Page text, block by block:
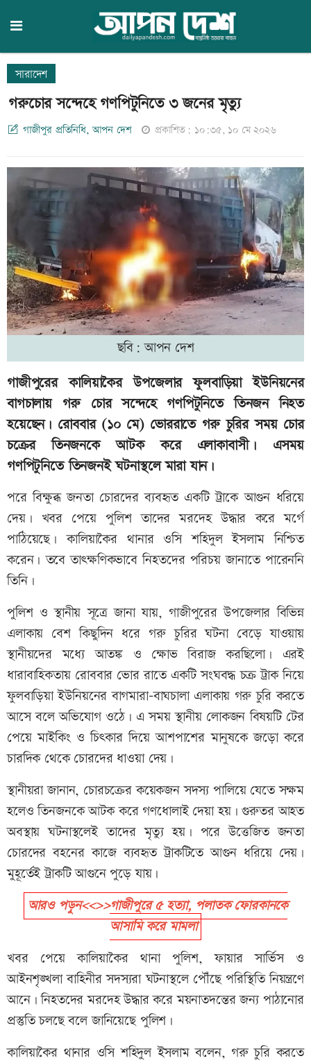
সারাদেশ
গরুচোর সন্দেহে গণপিটুনিতে ৩ জনের মৃত্যু
গাজীপুর প্রতিনিধি, আপন দেশ প্রকাশিত: ১০:৩৫, ১০ মে ২০২৬
ছবি: আপন দেশ
গাজীপুরের কালিয়াকৈর উপজেলার ফুলবাড়িয়া ইউনিয়নের
বাগচালায় গরু চোর সন্দেহে গণপিটুনিতে তিনজন নিহত
হয়েছেন। রোববার (১০ মে) ভোররাতে গরু চুরির সময় চোর
চক্রের তিনজনকে আটক করে এলাকাবাসী। এসময়
গণপিটুনিতে তিনজনই ঘটনাস্থলে মারা যান।
পরে বিক্ষুব্ধ জনতা চোরদের ব্যবহৃত একটি ট্রাকে আগুন ধরিয়ে
দেয়। খবর পেয়ে পুলিশ তাদের মরদেহ উদ্ধার করে মর্গে
পাঠিয়েছে। কালিয়াকৈর থানার ওসি শহিদুল ইসলাম নিশ্চিত
করেন। তবে তাৎক্ষণিকভাবে নিহতদের পরিচয় জানাতে পারেননি
তিনি।
পুলিশ ও স্থানীয় সূত্রে জানা যায়, গাজীপুরের উপজেলার বিভিন্ন
এলাকায় বেশ কিছুদিন ধরে গরু চুরির ঘটনা বেড়ে যাওয়ায়
স্থানীয়দের মধ্যে আতঙ্ক ও ক্ষোভ বিরাজ করছিলো। এরই
ধারাবাহিকতায় রোববার ভোর রাতে একটি সংঘবদ্ধ চক্র ট্রাক নিয়ে
ফুলবাড়িয়া ইউনিয়নের বাগমারা-বাঘচালা এলাকায় গরু চুরি করতে
আসে বলে অভিযোগ ওঠে। এ সময় স্থানীয় লোকজন বিষয়টি টের
পেয়ে মাইকিং ও চিৎকার দিয়ে আশপাশের মানুষকে জড়ো করে
চারদিক থেকে চোরদের ধাওয়া দেয়।
স্থানীয়রা জানান, চোরচক্রের কয়েকজন সদস্য পালিয়ে যেতে সক্ষম
হলেও তিনজনকে আটক করে গণধোলাই দেয়া হয়। গুরুতর আহত
অবস্থায় ঘটনাস্থলেই তাদের মৃত্যু হয়। পরে উত্তেজিত জনতা
চোরদের বহনের কাজে ব্যবহৃত ট্রাকটিতে আগুন ধরিয়ে দেয়।
মুহূর্তেই ট্রাকটি আগুনে পুড়ে যায়।
আরও পড়ুন<<>>গাজীপুরে ৫ হত্যা, পলাতক ফোরকানকে
আসামি করে মামলা
খবর পেয়ে কালিয়াকৈর থানা পুলিশ, ফায়ার সার্ভিস ও
আইনশৃঙ্খলা বাহিনীর সদস্যরা ঘটনাস্থলে পৌঁছে পরিস্থিতি নিয়ন্ত্রণে
আনে। নিহতদের মরদেহ উদ্ধার করে ময়নাতদন্তের জন্য পাঠানোর
প্রস্তুতি চলছে বলে জানিয়েছে পুলিশ।
কালিয়াকৈর থানার ওসি শহিদুল ইসলাম বলেন, গরু চুরি করতে